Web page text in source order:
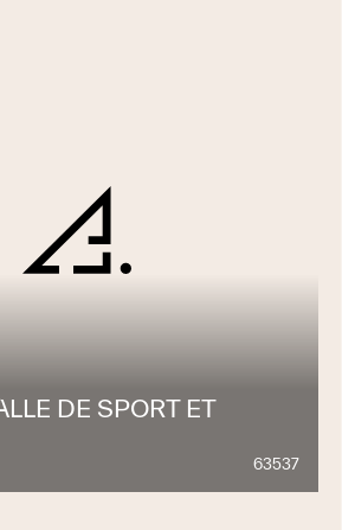
DE SPORT ET
63537